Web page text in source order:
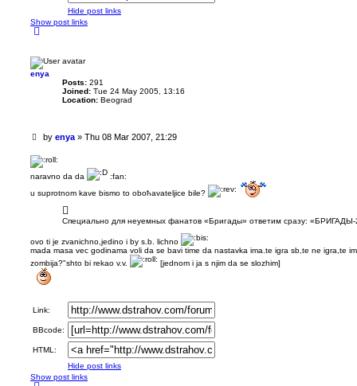
Hide post links
Show post links
enya
Posts: 291
Joined: Tue 24 May 2005, 13:16
Location: Beograd
U
r
e
a
d
by enya» Thu 08 Mar 2007, 21:29
naravno da da
:fan:
u suprotnom kave bismo to oboћavateljice bile?
Специально для неуемных фанатов «Бригады» ответим сразу:
ovo ti je zvanichno,jedino i by s.b. lichno
mada masa vec godinama voli da se bavi time da nastavka ima.te igra sb,te ne igra,te
zombija?"shto bi rekao v.v.
[jednom i ja s njim da se slozhim]
Link:
BBcode:
HTML:
Hide post links
Show post links